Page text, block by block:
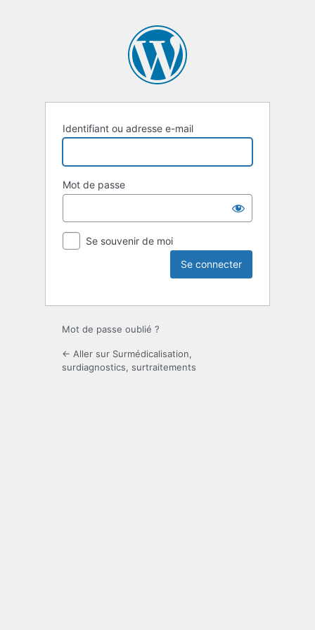
Identifiant ou adresse e-mail
Mot de passe
Se souvenir de moi
Mot de passe oublié ?
← Aller sur Surmédicalisation,
surdiagnostics, surtraitements